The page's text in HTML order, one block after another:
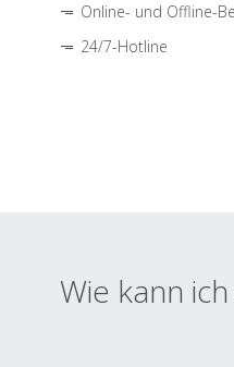
Online- und Offline-
24/7-Hotline
Wie kann